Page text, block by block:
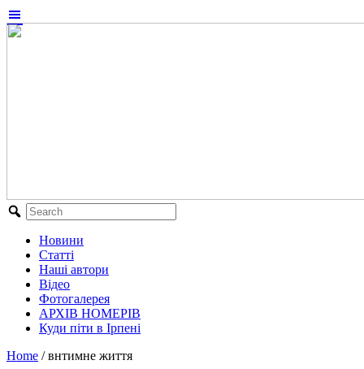
Новини
Статті
Наші автори
Відео
Фотогалерея
АРХІВ НОМЕРІВ
Куди піти в Ірпені
Home / внтимне життя